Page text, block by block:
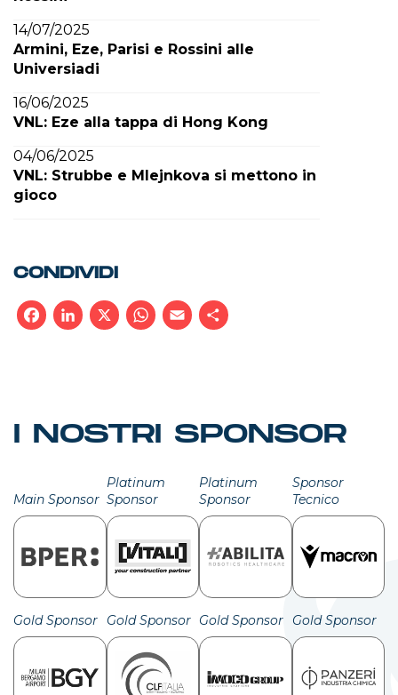
14/07/2025
Armini, Eze, Parisi e Rossini alle
Universiadi
16/06/2025
VNL: Eze alla tappa di Hong Kong
04/06/2025
VNL: Strubbe e Mlejnkova si mettono in
gioco
CONDIVIDI
I NOSTRI SPONSOR
Main Sponsor
Platinum
Sponsor
Platinum
Sponsor
Sponsor
Tecnico
Gold Sponsor Gold Sponsor Gold Sponsor Gold Sponsor